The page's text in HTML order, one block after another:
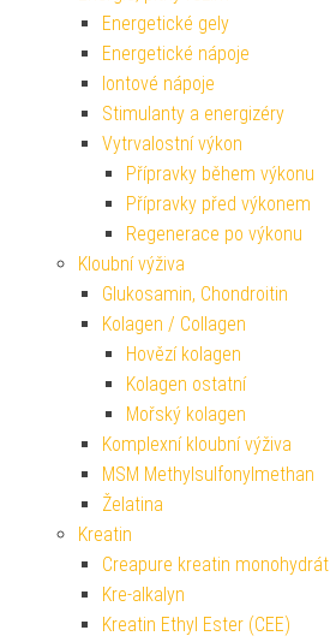
Energetické gely
Energetické nápoje
Iontové nápoje
Stimulanty a energizéry
Vytrvalostní výkon
Přípravky během výkonu
Přípravky před výkonem
Regenerace po výkonu
Kloubní výživa
Glukosamin, Chondroitin
Kolagen / Collagen
Hovězí kolagen
Kolagen ostatní
Mořský kolagen
Komplexní kloubní výživa
MSM Methylsulfonylmethan
Želatina
Kreatin
Creapure kreatin monohydrát
Kre-alkalyn
Kreatin Ethyl Ester (CEE)